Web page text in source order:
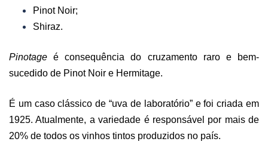
Pinot Noir;
Shiraz.
Pinotage é consequência do cruzamento raro e bem-
sucedido de Pinot Noir e Hermitage.
É um caso clássico de “uva de laboratório” e foi criada em
1925. Atualmente, a variedade é responsável por mais de
20% de todos os vinhos tintos produzidos no país.